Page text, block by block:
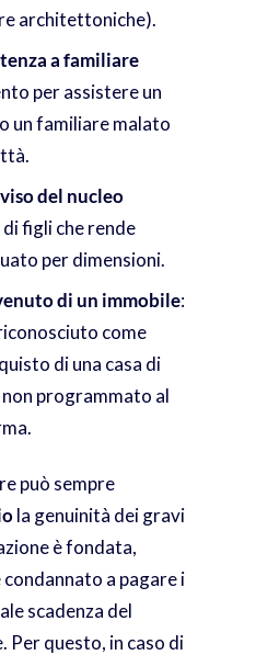
architettoniche).
a familiare
per assistere un
un familiare malato
del nucleo
di figli che rende
per dimensioni.
di un immobile:
come
di una casa di
programmato al
può sempre
la genuinità dei gravi
è fondata,
condannato a pagare i
scadenza del
questo, in caso di